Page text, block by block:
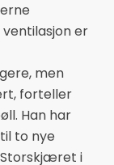
er
men
forteller
Han har
to nye
Storskjæret i